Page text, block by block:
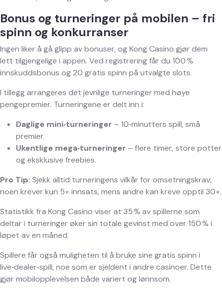
Bonus og turneringer på mobilen – fri
spinn og konkurranser
Ingen liker å gå glipp av bonuser, og Kong Casino gjør dem
lett tilgjengelige i appen. Ved registrering får du 100 %
innskuddsbonus og 20 gratis spinn på utvalgte slots.
I tillegg arrangeres det jevnlige turneringer med høye
pengepremier. Turneringene er delt inn i:
Daglige mini‑turneringer – 10‑minutters spill, små
premier.
Ukentlige mega‑turneringer – flere timer, store potter
og eksklusive freebies.
Pro Tip: Sjekk alltid turneringens vilkår for omsetningskrav;
noen krever kun 5× innsats, mens andre kan kreve opptil 30×.
Statistikk fra Kong Casino viser at 35 % av spillerne som
deltar i turneringer øker sin totale gevinst med over 150 % i
løpet av en måned.
Spillere får også muligheten til å bruke sine gratis spinn i
live‑dealer‑spill, noe som er sjeldent i andre casinoer. Dette
gjør mobilopplevelsen både variert og lønnsom.